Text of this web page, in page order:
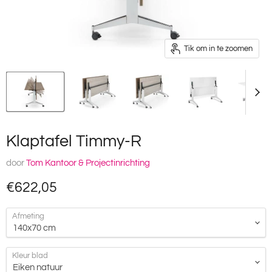
Tik om in te zoomen
Klaptafel Timmy-R
door Tom Kantoor & Projectinrichting
Huidige prijs
€622,05
Afmeting
Kleur blad